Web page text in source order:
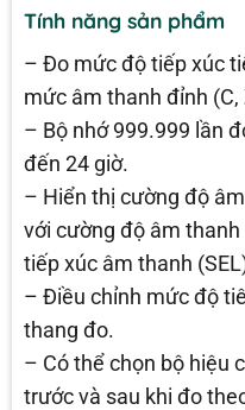
Tính năng sản phẩm
– Đo mức độ tiếp xúc
mức âm thanh đỉnh (C,
– Bộ nhớ 999.999 lần
đến 24 giờ.
– Hiển thị cường độ
với cường độ âm
tiếp xúc âm thanh
– Điều chỉnh mức độ
thang đo.
– Có thể chọn bộ hiệu
trước và sau khi đo